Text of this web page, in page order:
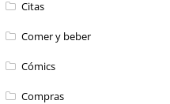
Citas
Comer y beber
Cómics
Compras